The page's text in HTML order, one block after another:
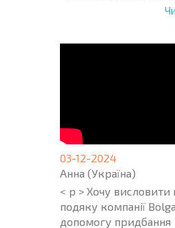
03-12-2024
Анна (Україна)
< p > Хочу висловити
подяку компанії
допомогу придбання